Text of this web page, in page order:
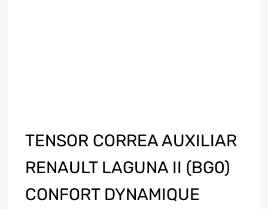
TENSOR CORREA AUXILIAR
RENAULT LAGUNA II (BG0)
CONFORT DYNAMIQUE